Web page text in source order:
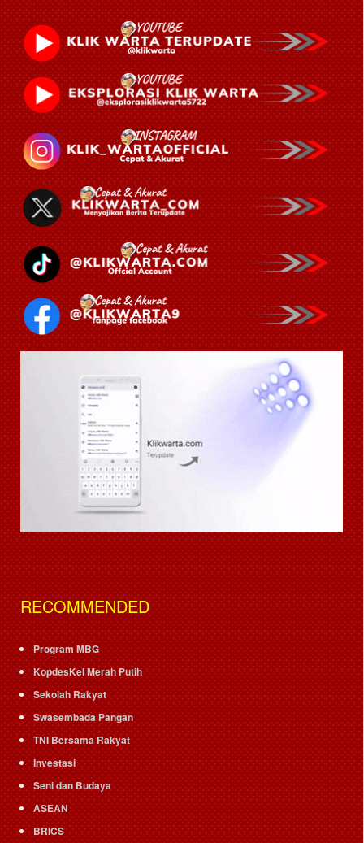
RECOMMENDED
Program MBG
KopdesKel Merah Putih
Sekolah Rakyat
Swasembada Pangan
TNI Bersama Rakyat
Investasi
Seni dan Budaya
ASEAN
BRICS